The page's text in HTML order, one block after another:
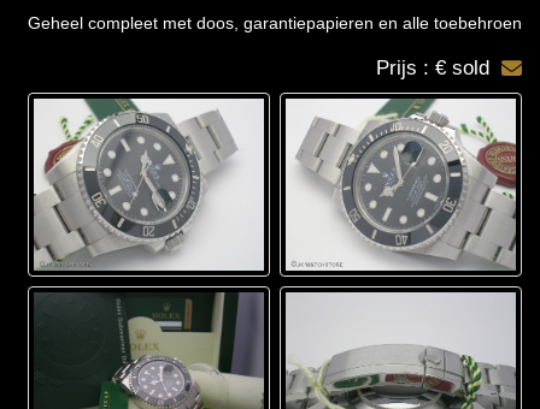
Geheel compleet met doos, garantiepapieren en alle toebehroen
Prijs : € sold